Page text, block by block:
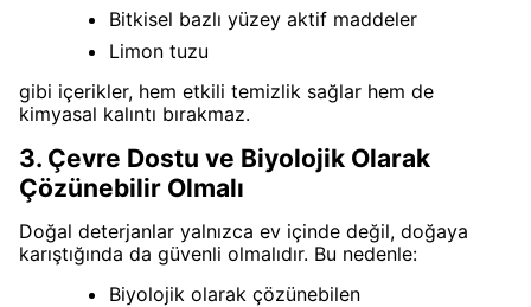
Bitkisel bazlı yüzey aktif maddeler
Limon tuzu
gibi içerikler, hem etkili temizlik sağlar hem de
kimyasal kalıntı bırakmaz.
3. Çevre Dostu ve Biyolojik Olarak
Çözünebilir Olmalı
Doğal deterjanlar yalnızca ev içinde değil, doğaya
karıştığında da güvenli olmalıdır. Bu nedenle:
Biyolojik olarak çözünebilen